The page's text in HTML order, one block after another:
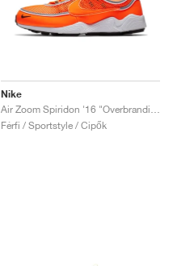
Nike
Férfi / Sportstyle / Cipők